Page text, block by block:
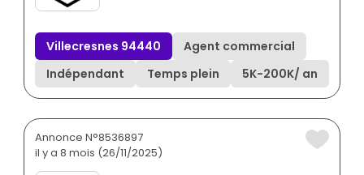
Villecresnes 94440
Agent commercial
Indépendant
Temps plein 5K-200K/ an
Annonce N°8536897
il y a 8 mois (26/11/2025)